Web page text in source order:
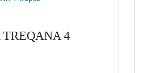
TREQANA 4